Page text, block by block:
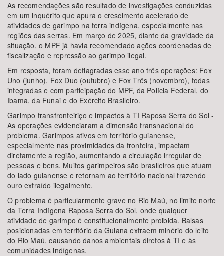
As recomendações são resultado de investigações conduzidas
em um inquérito que apura o crescimento acelerado de
atividades de garimpo na terra indígena, especialmente nas
regiões das serras. Em março de 2025, diante da gravidade da
situação, o MPF já havia recomendado ações coordenadas de
fiscalização e repressão ao garimpo ilegal.
Em resposta, foram deflagradas esse ano três operações: Fox
Uno (junho), Fox Duo (outubro) e Fox Três (novembro), todas
integradas e com participação do MPF, da Polícia Federal, do
Ibama, da Funai e do Exército Brasileiro.
Garimpo transfronteiriço e impactos à TI Raposa Serra do Sol -
As operações evidenciaram a dimensão transnacional do
problema. Garimpos ativos em território guianense,
especialmente nas proximidades da fronteira, impactam
diretamente a região, aumentando a circulação irregular de
pessoas e bens. Muitos garimpeiros são brasileiros que atuam
do lado guianense e retornam ao território nacional trazendo
ouro extraído ilegalmente.
O problema é particularmente grave no Rio Maú, no limite norte
da Terra Indígena Raposa Serra do Sol, onde qualquer
atividade de garimpo é constitucionalmente proibida. Balsas
posicionadas em território da Guiana extraem minério do leito
do Rio Maú, causando danos ambientais diretos à TI e às
comunidades indígenas.